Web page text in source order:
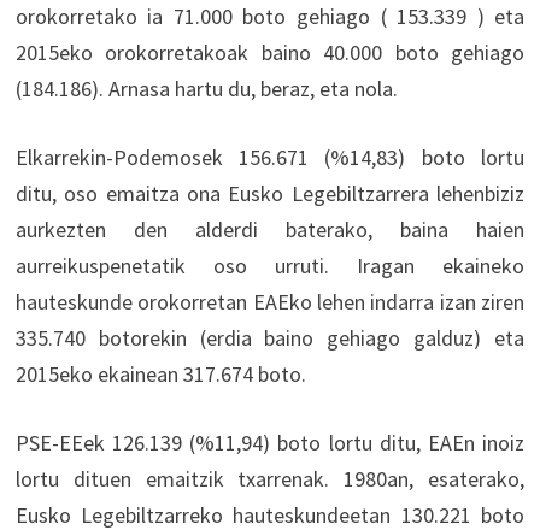
orokorretako ia 71.000 boto gehiago ( 153.339 ) eta
2015eko orokorretakoak baino 40.000 boto gehiago
(184.186). Arnasa hartu du, beraz, eta nola.
Elkarrekin-Podemosek 156.671 (%14,83) boto lortu
ditu, oso emaitza ona Eusko Legebiltzarrera lehenbiziz
aurkezten den alderdi baterako, baina haien
aurreikuspenetatik oso urruti. Iragan ekaineko
hauteskunde orokorretan EAEko lehen indarra izan ziren
335.740 botorekin (erdia baino gehiago galduz) eta
2015eko ekainean 317.674 boto.
PSE-EEek 126.139 (%11,94) boto lortu ditu, EAEn inoiz
lortu dituen emaitzik txarrenak. 1980an, esaterako,
Eusko Legebiltzarreko hauteskundeetan 130.221 boto